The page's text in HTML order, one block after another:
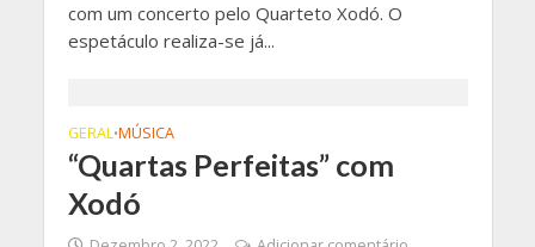
com um concerto pelo Quarteto Xodó. O
espetáculo realiza-se já...
GERAL•MÚSICA
“Quartas Perfeitas” com
Xodó